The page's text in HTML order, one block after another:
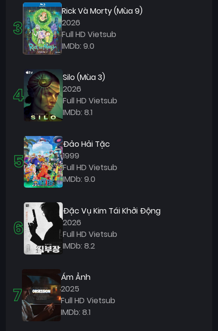
3
Rick Và Morty (Mùa 9)
2026
Full HD Vietsub
IMDb: 9.0
4
Silo (Mùa 3)
2026
Full HD Vietsub
IMDb: 8.1
5
Đảo Hải Tặc
1999
Full HD Vietsub
IMDb: 9.0
6
Đặc Vụ Kim Tái Khởi Động
2026
Full HD Vietsub
IMDb: 8.2
7
Ám Ảnh
2025
Full HD Vietsub
IMDb: 8.1